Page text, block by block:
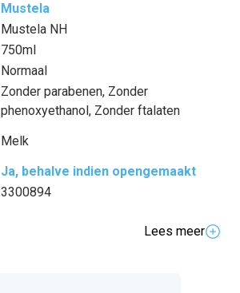
Mustela
Mustela NH
750ml
Normaal
Zonder parabenen, Zonder
phenoxyethanol, Zonder ftalaten
Melk
Ja, behalve indien opengemaakt
3300894
Lees meer